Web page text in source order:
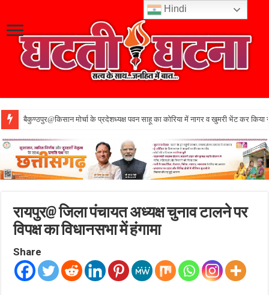
बैकुण्ठपुर@किसान मोर्चा के प्रदेशध्यक्ष पवन साहू का कोरिया में नागर व खुमरी भेंट कर किया
रायपुर@ जिला पंचायत अध्यक्ष चुनाव टालने पर
विपक्ष का विधानसभा में हंगामा
Share
Hindi